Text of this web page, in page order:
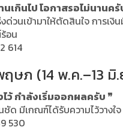
เกินไป โอกาสรอไม่นานครั
งด่วนเข้ามาให้ตัดสินใจ การ
อน
614
ฤษภ (14 พ.ค.–13 มิ
ไว้ กำลังเริ่มออกผลครับ ❞
ด มีเกณฑ์ได้รับความไว้วางใ
530